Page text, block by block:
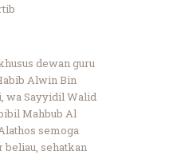
dewan guru
Alwin Bin
wa Sayyidil Walid
Mahbub Al
semoga
beliau, sehatkan